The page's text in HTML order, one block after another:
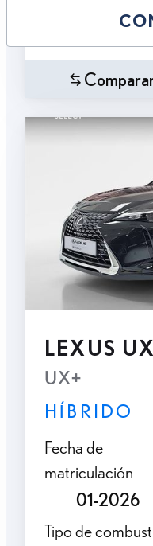
LEXUS UX
UX+
HÍBRIDO
Fecha de
matriculación
01-2026
Tipo de